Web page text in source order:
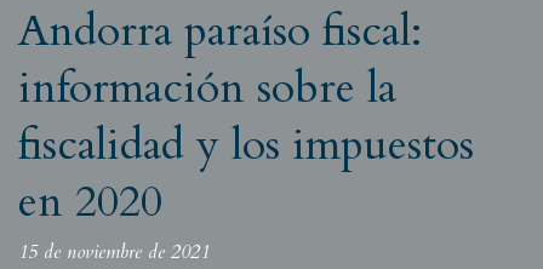
Andorra paraíso fiscal:
información sobre la
fiscalidad y los impuestos
en 2020
15 de noviembre de 2021